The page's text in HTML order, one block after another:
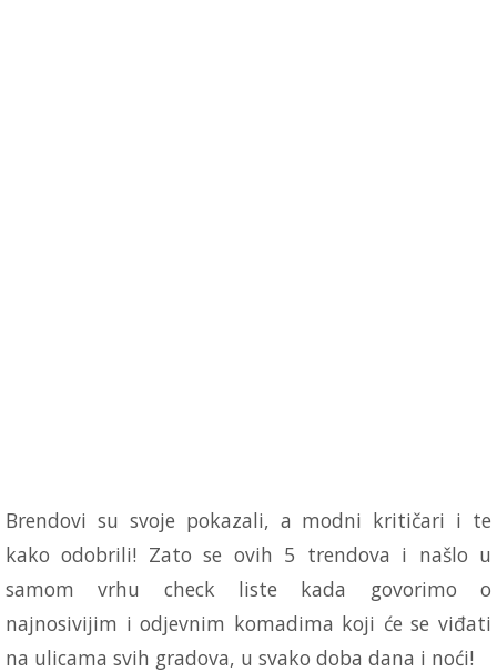
Brendovi su svoje pokazali, a modni kritičari i te
kako odobrili! Zato se ovih 5 trendova i našlo u
samom vrhu check liste kada govorimo o
najnosivijim i odjevnim komadima koji će se viđati
na ulicama svih gradova, u svako doba dana i noći!